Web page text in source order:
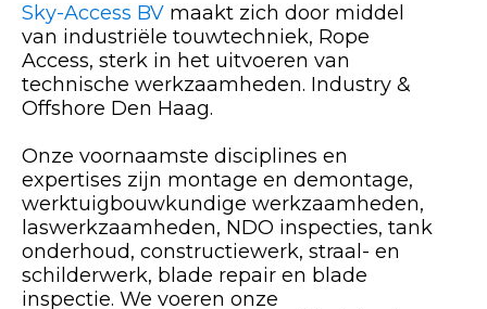
Sky-Access BV maakt zich door middel
van industriële touwtechniek, Rope
Access, sterk in het uitvoeren van
technische werkzaamheden. Industry &
Offshore Den Haag.
Onze voornaamste disciplines en
expertises zijn montage en demontage,
werktuigbouwkundige werkzaamheden,
laswerkzaamheden, NDO inspecties, tank
onderhoud, constructiewerk, straal- en
schilderwerk, blade repair en blade
inspectie. We voeren onze